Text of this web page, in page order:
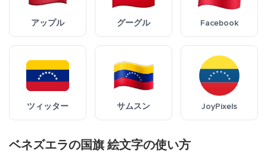
アップル グーグル Facebook
ツィッター サムスン JoyPixels
ベネズエラの国旗 絵文字の使い方